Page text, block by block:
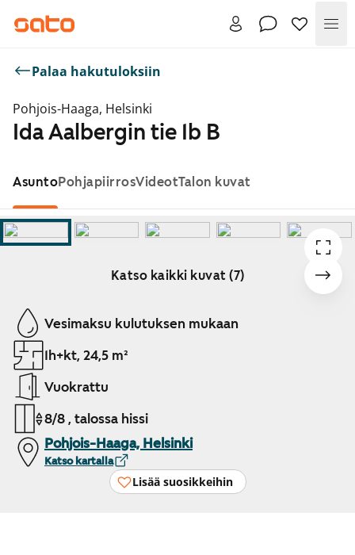
Palaa hakutuloksiin
Pohjois-Haaga, Helsinki
Ida Aalbergin tie 1b B
AsuntoPohjapiirrosVideotTalon kuvat
Katso kaikki kuvat (7)
Näytetään dia 1 / 7
Vesimaksu kulutuksen mukaan
1h+kt, 24,5 m²
Vuokrattu
8/8 , talossa hissi
Pohjois-Haaga, Helsinki
Katso kartalla
Lisää suosikkeihin